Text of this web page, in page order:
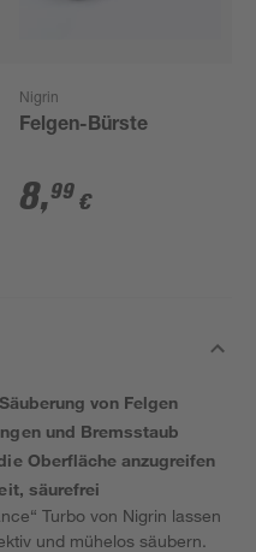
Nigrin
Felgen-Bürste
8,99 €
von Felgen
und Bremsstaub
Oberfläche anzugreifen
säurefrei
Turbo von Nigrin lassen
und mühelos säubern.